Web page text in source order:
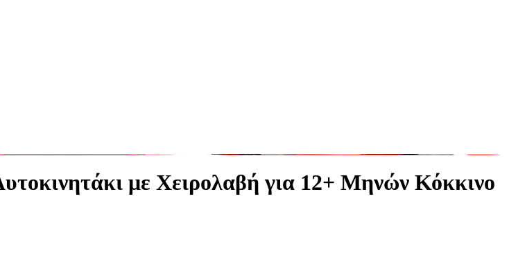
με Χειρολαβή για 12+ Μηνών Κόκκινο